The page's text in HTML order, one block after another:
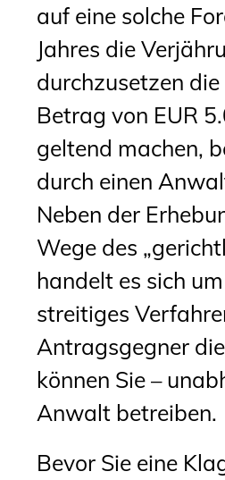
auf eine solche
Jahres die
durchzusetzen
Betrag von EUR
geltend machen,
durch einen
Neben der
Wege des
handelt es sich
streitiges
Antragsgegner
können Sie –
Anwalt betreiben.
Bevor Sie eine